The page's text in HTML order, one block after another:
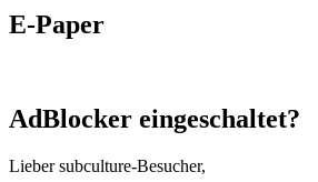
E-Paper
AdBlocker eingeschaltet?
Lieber subculture-Besucher,